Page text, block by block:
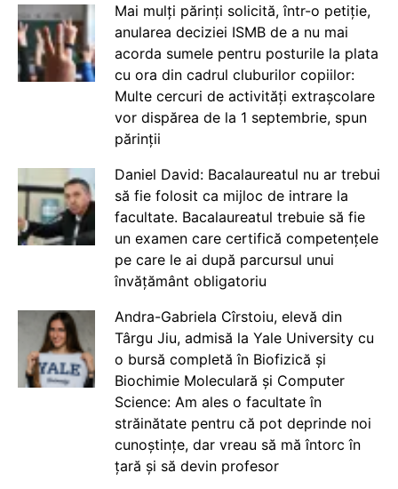
Mai mulți părinți solicită, într-o petiție,
anularea deciziei ISMB de a nu mai
acorda sumele pentru posturile la plata
cu ora din cadrul cluburilor copiilor:
Multe cercuri de activități extrașcolare
vor dispărea de la 1 septembrie, spun
părinții
Daniel David: Bacalaureatul nu ar trebui
să fie folosit ca mijloc de intrare la
facultate. Bacalaureatul trebuie să fie
un examen care certifică competențele
pe care le ai după parcursul unui
învățământ obligatoriu
Andra-Gabriela Cîrstoiu, elevă din
Târgu Jiu, admisă la Yale University cu
o bursă completă în Biofizică și
Biochimie Moleculară și Computer
Science: Am ales o facultate în
străinătate pentru că pot deprinde noi
cunoștințe, dar vreau să mă întorc în
țară și să devin profesor